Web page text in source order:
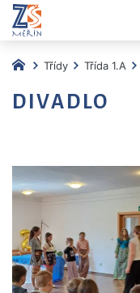
Třídy Třída 1.A
DIVADLO